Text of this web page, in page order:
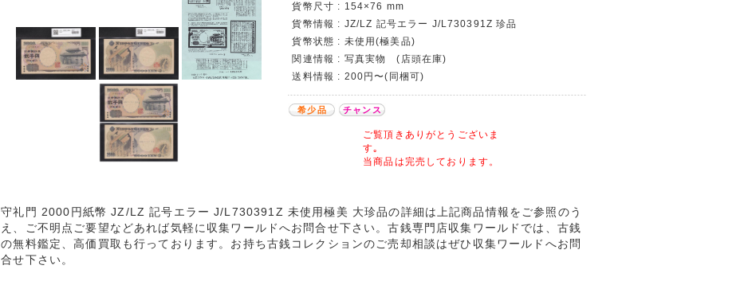
貨幣尺寸 : 154×76 mm
貨幣情報 : JZ/LZ 記号エラー J/L730391Z 珍品
貨幣状態 : 未使用(極美品)
関連情報 : 写真実物 (店頭在庫)
送料情報 : 200円〜(同梱可)
希少品 チャンス
ご覧頂きありがとうございま
す｡
当商品は完売しております。
守礼門 2000円紙幣 JZ/LZ 記号エラー J/L730391Z 未使用極美 大珍品の詳細は上記商品情報をご参照のう
え、ご不明点ご要望などあれば気軽に収集ワールドへお問合せ下さい。古銭専門店収集ワールドでは、古銭
の無料鑑定、高価買取も行っております。お持ち古銭コレクションのご売却相談はぜひ収集ワールドへお問
合せ下さい。